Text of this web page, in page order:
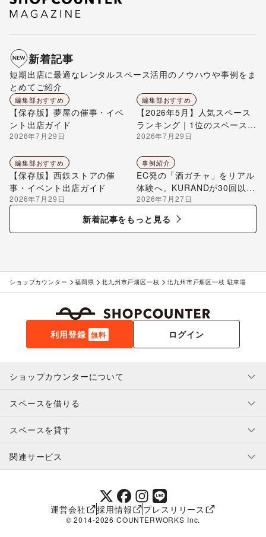
新着記事
短期出店に最適なレンタルスペース活用のノウハウや事例をま
とめてご紹介
編集部おすすめ
【保存版】夢屋の催事・イベ
ント出店ガイド
2026年7月29日
編集部おすすめ
【2026年5月】人気スペース
ランキング｜1位のスペースを
編集部が解説
2026年7月29日
編集部おすすめ
【保存版】西鉄ストアの催
事・イベント出店ガイド
2026年7月29日
事例紹介
EC発の「酒ガチャ」をリアル
体験へ。KURANDが30回以上
のポップアップ出店で届け
る“新しいお酒との出会い”
2026年7月27日
新着記事をもっと見る
ショップカウンター 福岡県 北九州市戸畑区一枝 北九州市戸畑区一枝 駐車場
利用登録 無料 ログイン
ショップカウンターについて
利用規約・ガイドライン
特定商取引法に基づく表示
補償プログラム
スペースを借りる
スペースを借りたい人へ
ユーザー利用規約
提携パートナー
スペースを貸す
スペースを貸したい方へ
オーナー利用規約
関連サービス
SHOPCOUNTER MAGAZINE
ショップカウンターエンタープライズ
ショップカウンター常設
運営会社 採用情報 プレスリリース
© 2014-2026 COUNTERWORKS Inc.